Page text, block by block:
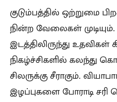
குடும்பத்தில் ஒற்றுமை
நின்ற வேலைகள் முடியும்.
இடத்திலிருந்து உதவிகள்
நிகழ்ச்சிகளில் கலந்து
சிலருக்கு சீராகும்.
இழப்புகளை போராடி சரி